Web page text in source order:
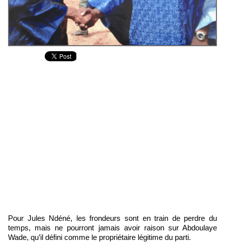
Pour Jules Ndéné, les frondeurs sont en train de perdre du
temps, mais ne pourront jamais avoir raison sur Abdoulaye
Wade, qu’il défini comme le propriétaire légitime du parti.